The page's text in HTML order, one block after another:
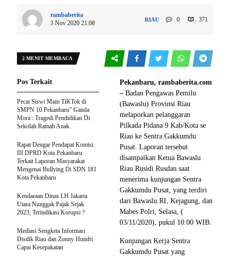
rambaberita
3 Nov 2020 21:08
RIAU 0 371
2 MENIT MEMBACA
Pekanbaru, rambaberita.com
– Badan Pengawas Pemilu
(Bawaslu) Provinsi Riau
melaporkan pelanggaran
Pilkada Pidana 9 Kab/Kota se
Riau ke Sentra Gakkumdu
Pusat. Laporan tersebut
disampaikan Ketua Bawaslu
Riau Rusidi Rusdan saat
menerima kunjungan Sentra
Gakkumdu Pusat, yang terdiri
dari Bawaslu RI, Kejagung, dan
Mabes Polri, Selasa, (
03/11/2020), pukul 10.00 WIB.
Kunjungan Kerja Sentra
Gakkumdu Pusat yang
Pos Terkait
Pecat Siswi Main TiKTok di
SMPN 10 Pekanbaru” Ganda
Mora : Tragedi Pendidikan Di
Sekolah Ramah Anak.
Rapat Dengar Pendapat Komisi
III DPRD Kota Pekanbaru
Terkait Laporan Masyarakat
Mengenai Bullying Di SDN 181
Kota Pekanbaru
Kendaraan Dinas LH Jakarta
Utara Nunggak Pajak Sejak
2023, Terindikasi Korupsi ?
Mediasi Sengketa Informasi
Disdik Riau dan Zonny Hundri
Capai Kesepakatan